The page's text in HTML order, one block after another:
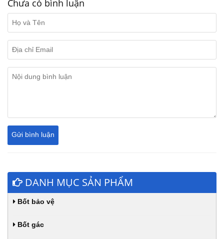
Chưa có bình luận
DANH MỤC SẢN PHẨM
Bốt bảo vệ
Bốt gác